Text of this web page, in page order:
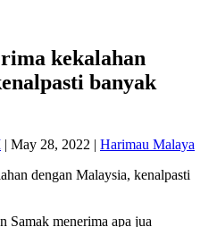
kekalahan
banyak
| May 28, 2022 | Harimau Malaya
Samak menerima apa jua